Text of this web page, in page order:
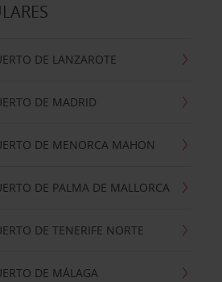
DE LANZAROTE
DE MADRID
DE MENORCA MAHON
DE PALMA DE MALLORCA
DE TENERIFE NORTE
DE MÁLAGA